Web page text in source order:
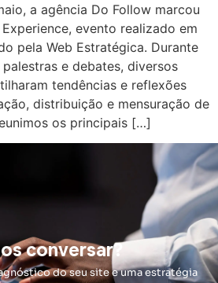
a agência Do Follow marcou
evento realizado em
pela Web Estratégica. Durante
e debates, diversos
tendências e reflexões
distribuição e mensuração de
os principais […]
conversar?
do seu site e uma estratégia